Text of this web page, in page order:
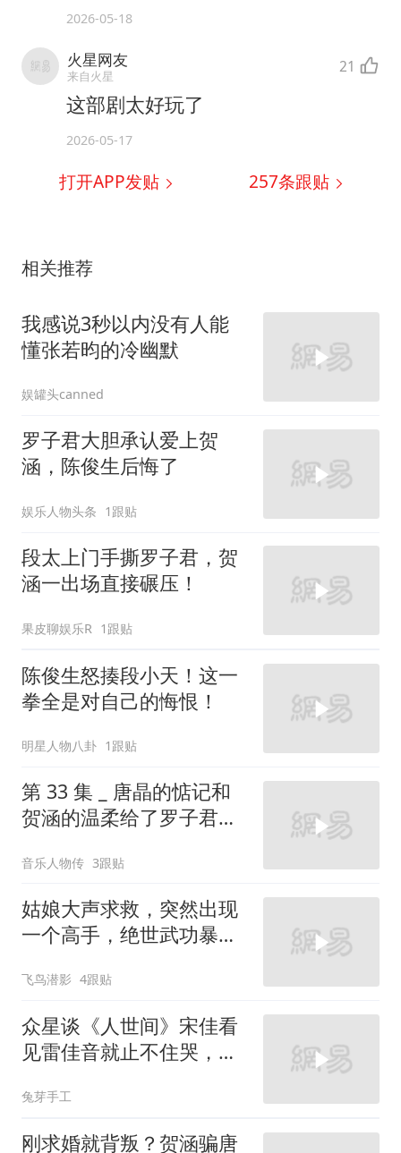
2026-05-18
火星网友
来自火星 21
这部剧太好玩了
2026-05-17
打开APP发贴 257条跟贴
相关推荐
我感说3秒以内没有人能
懂张若昀的冷幽默
娱罐头canned
罗子君大胆承认爱上贺
涵，陈俊生后悔了
娱乐人物头条 1跟贴
段太上门手撕罗子君，贺
涵一出场直接碾压！
果皮聊娱乐R 1跟贴
陈俊生怒揍段小天！这一
拳全是对自己的悔恨！
明星人物八卦 1跟贴
第 33 集 _ 唐晶的惦记和
贺涵的温柔给了罗子君搬
音乐人物传 3跟贴
姑娘大声求救，突然出现
一个高手，绝世武功暴打
飞鸟潜影 4跟贴
众星谈《人世间》宋佳看
见雷佳音就止不住哭，萨
兔芽手工
刚求婚就背叛？贺涵骗唐